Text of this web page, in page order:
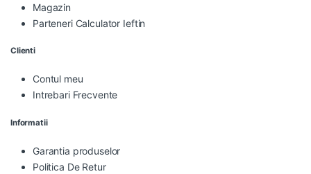
Magazin
Parteneri Calculator Ieftin
Clienti
Contul meu
Intrebari Frecvente
Informatii
Garantia produselor
Politica De Retur